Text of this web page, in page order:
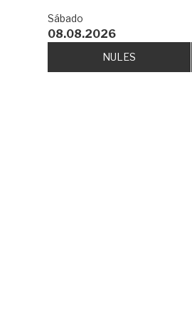
Sábado
08.08.2026
NULES